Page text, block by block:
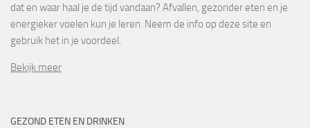
dat en waar haal je de tijd vandaan? Afvallen, gezonder eten en je
energieker voelen kun je leren. Neem de info op deze site en
gebruik het in je voordeel.
Bekijk meer
GEZOND ETEN EN DRINKEN